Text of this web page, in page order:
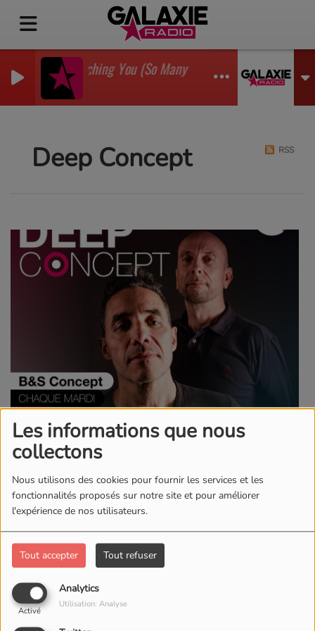
Les informations que nous
collectons
Nous utilisons des cookies pour fournir les services et les
fonctionnalités proposés sur notre site et pour améliorer
l'expérience de nos utilisateurs.
Tout accepter Tout refuser
Analytics
Activé
Utilisation: Analyse
I'm Watching You (So Many Times) (Sean Finn Remix)
GADJO
Deep Concept RSS
B&S CONCEPT / DEEP
B&S CONCEPT / DEEP
CONCEPT (23/06/2026)
B&S CONCEPT / DEEP
CONCEPT (16/06/2026)